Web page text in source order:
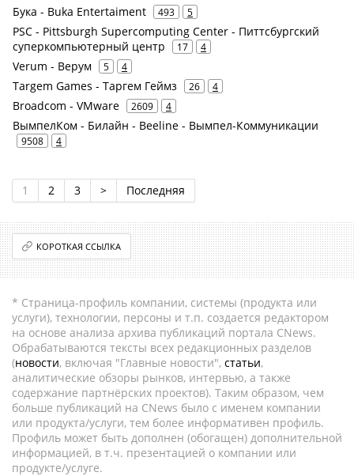
Бука - Buka Entertaiment 493 5
PSC - Pittsburgh Supercomputing Center - Питтсбургский
суперкомпьютерный центр
17 4
Verum - Верум 5 4
Targem Games - Таргем Геймз 26 4
Broadcom - VMware 2609 4
ВымпелКом - Билайн - Beeline - Вымпел-Коммуникации
9508 4
1 2 3 > Последняя
КОРОТКАЯ ССЫЛКА
* Страница-профиль компании, системы (продукта или
услуги), технологии, персоны и т.п. создается редактором
на основе анализа архива публикаций портала CNews.
Обрабатываются тексты всех редакционных разделов
(новости, включая "Главные новости", статьи,
аналитические обзоры рынков, интервью, а также
содержание партнёрских проектов). Таким образом, чем
больше публикаций на CNews было с именем компании
или продукта/услуги, тем более информативен профиль.
Профиль может быть дополнен (обогащен) дополнительной
информацией, в т.ч. презентацией о компании или
продукте/услуге.